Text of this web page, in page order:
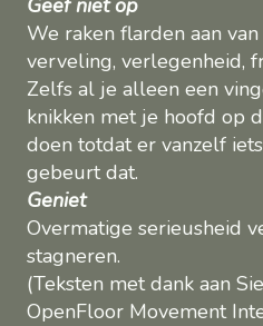
Geef niet op
We raken flarden aan
verveling, verlegenheid,
Zelfs al je alleen een
knikken met je hoofd op
doen totdat er vanzelf
gebeurt dat.
Geniet
Overmatige serieusheid
stagneren.
(Teksten met dank aan
OpenFloor Movement